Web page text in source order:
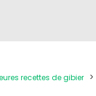
recettes de gibier